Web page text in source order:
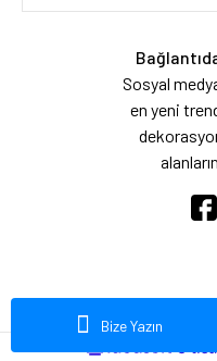
Bize Yazın
Sosyal
en yeni